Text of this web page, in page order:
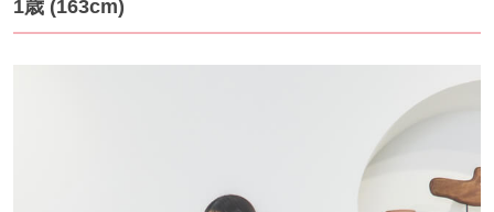
1歳 (163cm)